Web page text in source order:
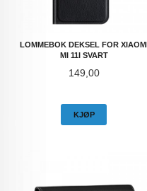
LOMMEBOK DEKSEL FOR XIAOMI
MI 11I SVART
Pris
149,00
KJØP